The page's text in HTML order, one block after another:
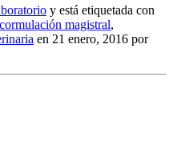
y está etiquetada con
magistral,
en 21 enero, 2016 por